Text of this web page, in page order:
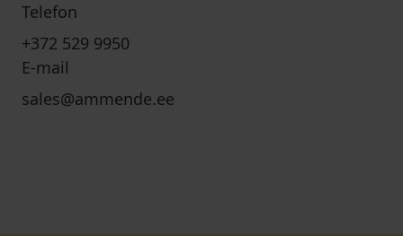
Telefon
+372 529 9950
E-mail
sales@ammende.ee